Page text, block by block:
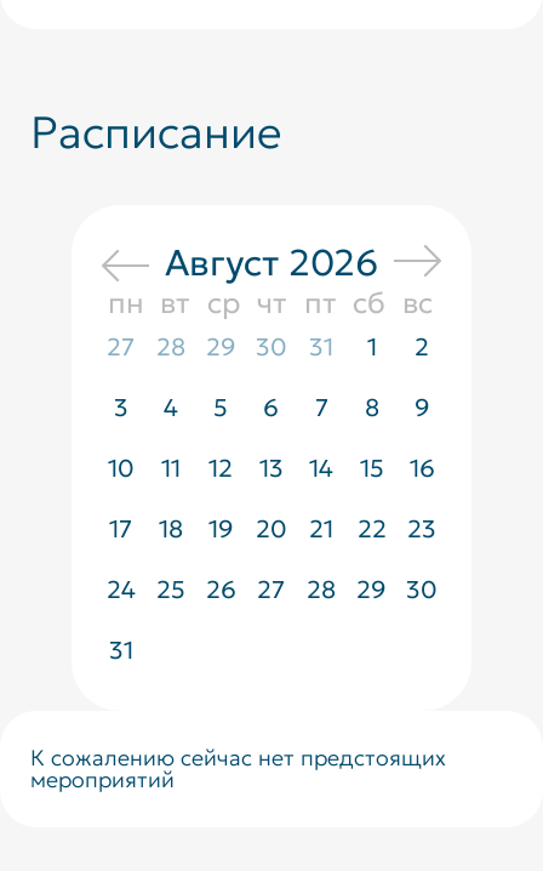
Расписание
Август 2026
пн вт ср чт пт сб вс
27 28 29 30 31 1
2
3
4 5 6 7 8
9
10
11 12 13 14 15
16
17
18 19 20 21 22
23
24
25 26 27 28 29
30
31
К сожалению сейчас нет предстоящих
мероприятий